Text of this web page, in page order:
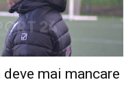
deve mai mancare